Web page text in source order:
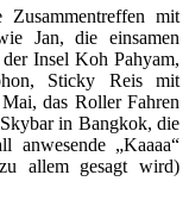
mit
Jan, die einsamen
der Insel Koh Pahyam,
Sticky Reis mit
das Roller Fahren
in Bangkok, die
anwesende „Kaaaa“
allem gesagt wird)